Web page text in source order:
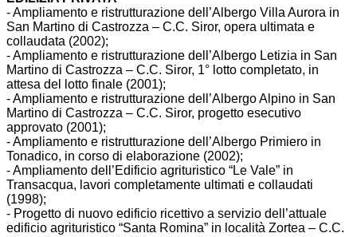
- Ampliamento e ristrutturazione dell’Albergo Villa Aurora in
San Martino di Castrozza – C.C. Siror, opera ultimata e
collaudata (2002);
- Ampliamento e ristrutturazione dell’Albergo Letizia in San
Martino di Castrozza – C.C. Siror, 1° lotto completato, in
attesa del lotto finale (2001);
- Ampliamento e ristrutturazione dell’Albergo Alpino in San
Martino di Castrozza – C.C. Siror, progetto esecutivo
approvato (2001);
- Ampliamento e ristrutturazione dell’Albergo Primiero in
Tonadico, in corso di elaborazione (2002);
- Ampliamento dell’Edificio agrituristico “Le Vale” in
Transacqua, lavori completamente ultimati e collaudati
(1998);
- Progetto di nuovo edificio ricettivo a servizio dell’attuale
edificio agrituristico “Santa Romina” in località Zortea – C.C.